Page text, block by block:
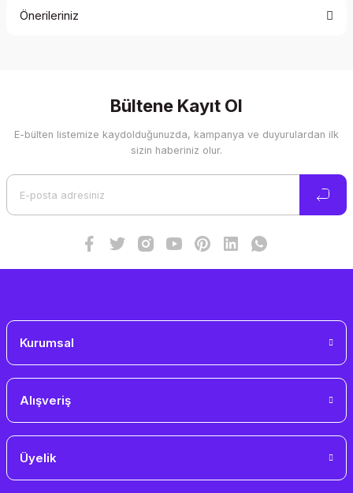
Önerileriniz
Görüş ve önerileriniz için teşekkür ederiz.
Ürün resmi kalitesiz, bozuk veya görüntülenemiyor.
Bültene Kayıt Ol
E-bülten listemize kaydolduğunuzda, kampanya ve duyurulardan ilk
sizin haberiniz olur.
Kurumsal
Alışveriş
Üyelik